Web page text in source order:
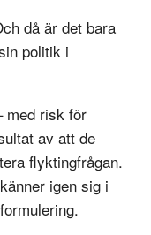
då är det bara
politik i
med risk för
av att de
flyktingfrågan.
igen sig i